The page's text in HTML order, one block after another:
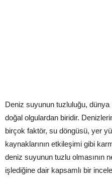
Deniz suyunun tuzluluğu,
doğal olgulardan biridir.
birçok faktör, su döngüsü, yer
kaynaklarının etkileşimi gibi
deniz suyunun tuzlu olmasının
işlediğine dair kapsamlı bir